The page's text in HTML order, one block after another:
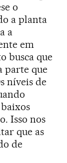
o
a planta
a
em
busca que
parte que
níveis de
Isso nos
que as
de